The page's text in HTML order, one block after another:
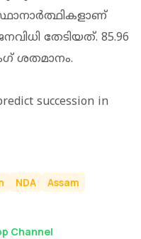
തേടിയത്. 85.96
ശതമാനം.
succession in
NDA
Assam
Channel